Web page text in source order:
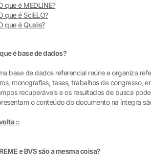
que é MEDLINE?
que é SciELO?
que é Qualis?
é base de dados?
base de dados referencial reúne e organiza
monografias, teses, trabalhos de congresso,
recuperáveis e os resultados de busca
o conteúdo do documento na íntegra
::
e BVS são a mesma coisa?